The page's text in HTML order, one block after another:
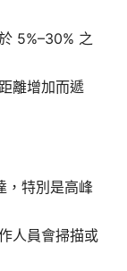
5%–30% 之
離增加而遞
，特別是高峰
人員會掃描或